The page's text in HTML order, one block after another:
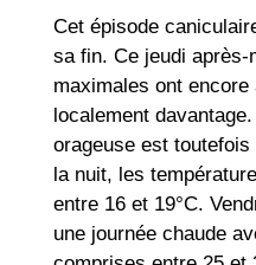
Cet épisode
sa fin. Ce jeudi
maximales ont encore
localement
orageuse est
la nuit, les
entre 16 et 19°C.
une journée chaude